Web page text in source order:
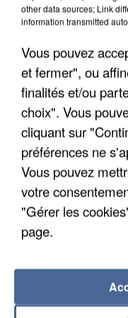
UN SECOND
INTERPELLÉ EN
other data sources; Link
information transmitted
Vous pouvez
et fermer", ou
finalités et/ou
choix". Vous
cliquant sur
préférences ne
Vous pouvez
votre
"Gérer les
page.